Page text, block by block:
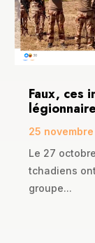
Faux, ces
25
Le 27
tchadiens
groupe...